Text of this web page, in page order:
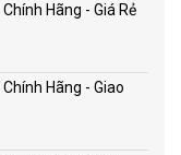
Hãng - Giá Rẻ
Hãng - Giao